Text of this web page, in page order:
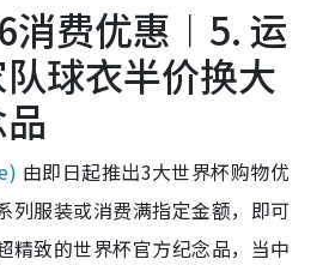
消费优惠︱5. 运
球衣半价换大
由即日起推出3大世界杯购物优
列服装或消费满指定金额，即可
精致的世界杯官方纪念品，当中